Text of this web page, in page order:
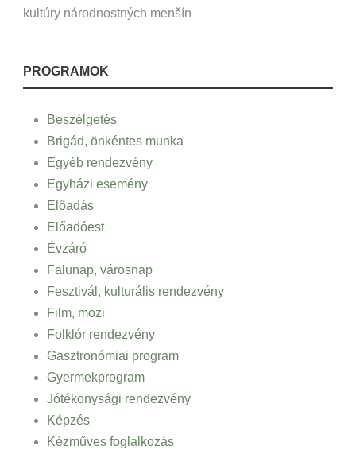
kultúry národnostných menšín
PROGRAMOK
Beszélgetés
Brigád, önkéntes munka
Egyéb rendezvény
Egyházi esemény
Előadás
Előadóest
Évzáró
Falunap, városnap
Fesztivál, kulturális rendezvény
Film, mozi
Folklór rendezvény
Gasztronómiai program
Gyermekprogram
Jótékonysági rendezvény
Képzés
Kézműves foglalkozás